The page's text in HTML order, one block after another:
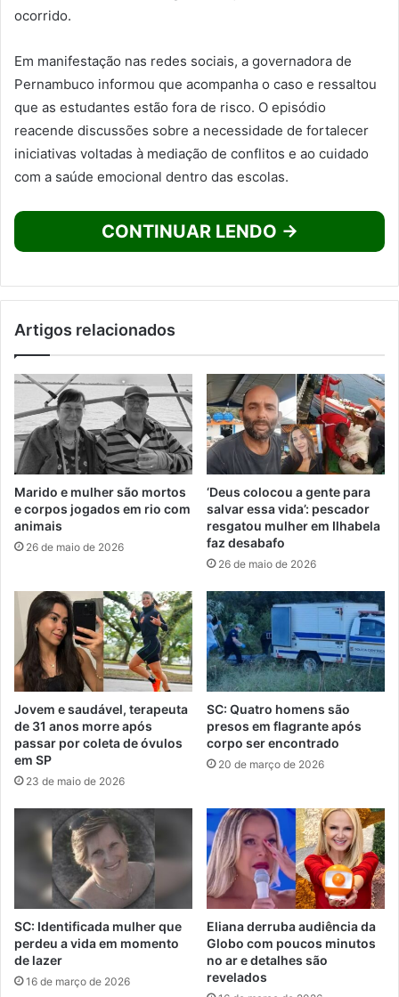
ocorrido.
Em manifestação nas redes sociais, a governadora de
Pernambuco informou que acompanha o caso e ressaltou
que as estudantes estão fora de risco. O episódio
reacende discussões sobre a necessidade de fortalecer
iniciativas voltadas à mediação de conflitos e ao cuidado
com a saúde emocional dentro das escolas.
CONTINUAR LENDO →
Artigos relacionados
Marido e mulher são mortos
e corpos jogados em rio com
animais
26 de maio de 2026
‘Deus colocou a gente para
salvar essa vida’: pescador
resgatou mulher em Ilhabela
faz desabafo
26 de maio de 2026
Jovem e saudável, terapeuta
de 31 anos morre após
passar por coleta de óvulos
em SP
23 de maio de 2026
SC: Quatro homens são
presos em flagrante após
corpo ser encontrado
20 de março de 2026
SC: Identificada mulher que
perdeu a vida em momento
de lazer
16 de março de 2026
Eliana derruba audiência da
Globo com poucos minutos
no ar e detalhes são
revelados